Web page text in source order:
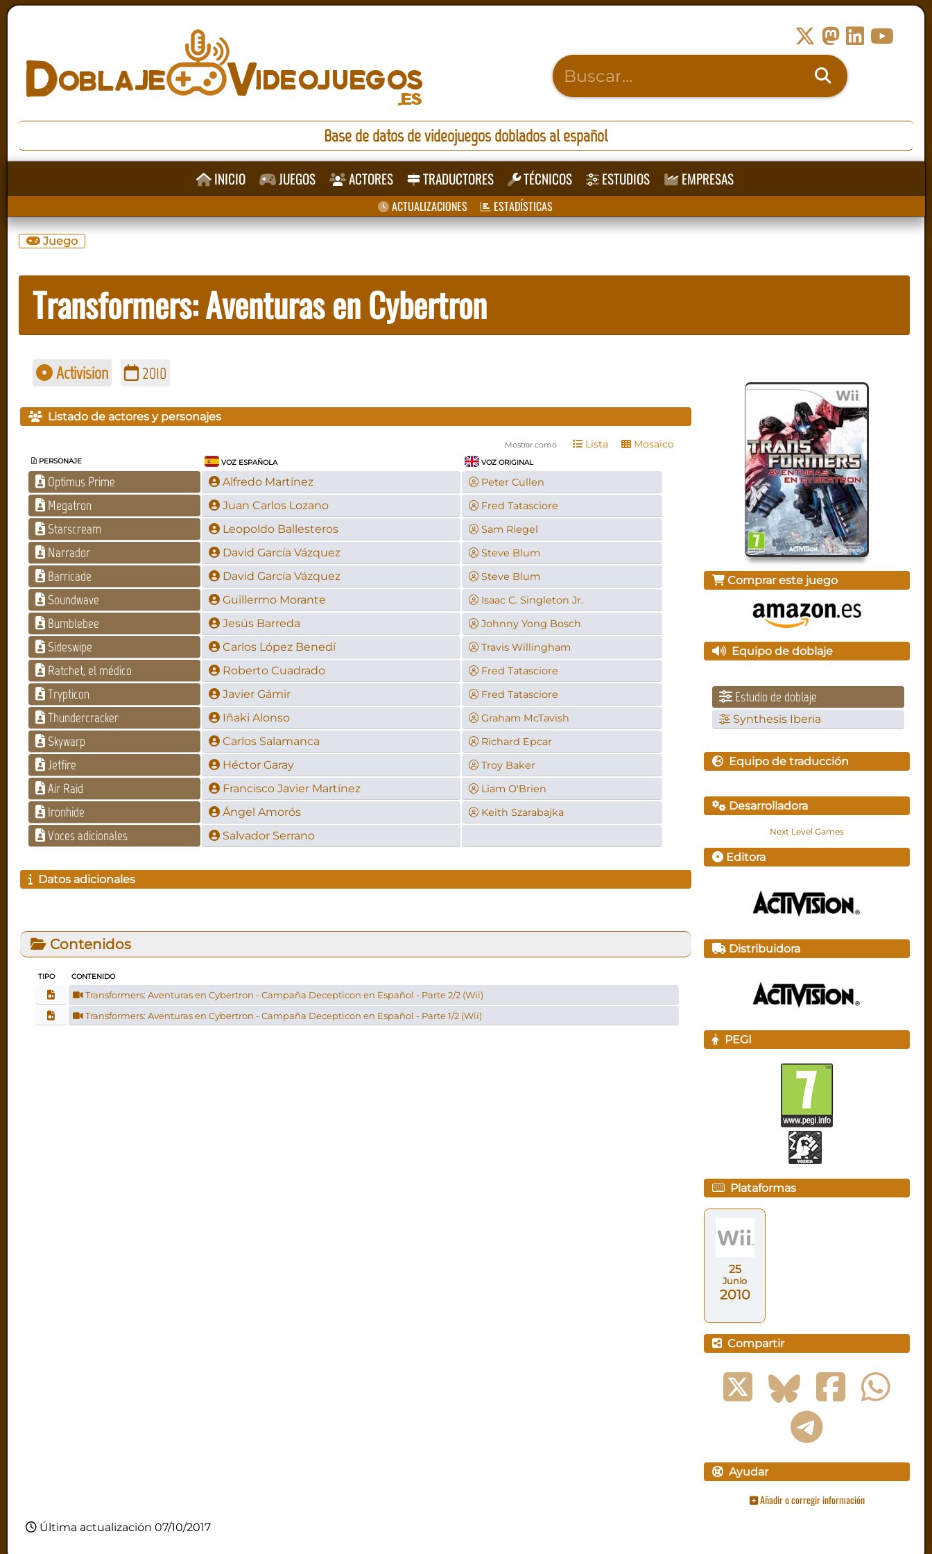
Base de datos de videojuegos doblados al español
INICIO JUEGOS ACTORES TRADUCTORES TÉCNICOS ESTUDIOS EMPRESAS
ACTUALIZACIONES ESTADÍSTICAS
Juego
Transformers: Aventuras en Cybertron
Activision 2010
Listado de actores y personajes
Mostrar como Lista Mosaico
PERSONAJE VOZ ESPAÑOLA VOZ ORIGINAL
Optimus Prime Alfredo Martínez Peter Cullen
Megatron Juan Carlos Lozano Fred Tatasciore
Starscream Leopoldo Ballesteros Sam Riegel
Narrador David García Vázquez Steve Blum
Barricade David García Vázquez Steve Blum
Soundwave Guillermo Morante Isaac C. Singleton Jr.
Bumblebee Jesús Barreda Johnny Yong Bosch
Sideswipe Carlos López Benedí Travis Willingham
Ratchet, el médico Roberto Cuadrado Fred Tatasciore
Trypticon Javier Gámir Fred Tatasciore
Thundercracker Iñaki Alonso Graham McTavish
Skywarp Carlos Salamanca Richard Epcar
Jetfire Héctor Garay Troy Baker
Air Raid Francisco Javier Martínez Liam O'Brien
Ironhide Ángel Amorós Keith Szarabajka
Voces adicionales Salvador Serrano
Datos adicionales
Contenidos
TIPO CONTENIDO
Transformers: Aventuras en Cybertron - Campaña Decepticon en Español - Parte 2/2 (Wii)
Transformers: Aventuras en Cybertron - Campaña Decepticon en Español - Parte 1/2 (Wii)
Comprar este juego
Equipo de doblaje
Estudio de doblaje
Synthesis Iberia
Equipo de traducción
Desarrolladora
Next Level Games
Editora
Distribuidora
PEGI
Plataformas
25
Junio
2010
Compartir
Ayudar
Añadir o corregir información
Última actualización 07/10/2017